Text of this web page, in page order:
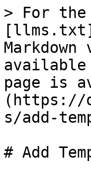
> For the
available
page is
(https://
s/add-
# Add